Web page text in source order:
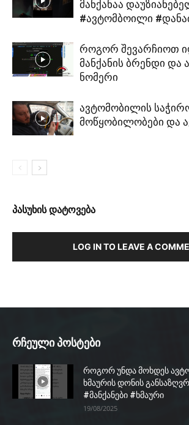
მანქანაა
#ავტომბოილი
როგორ შევარჩიოთ
მანქანის ბრენდი და
ნომერი
ავტომობილის
მოწყობილობები და
პასუხის დატოვება
LOG IN TO LEAVE A
რჩეული პოსტები
როგორ უნდა მოხდეს
ხმაურის დონის
#მანქანები #ხმაური
19/08/2025